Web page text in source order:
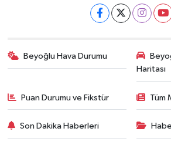
Beyoğlu Hava Durumu
Haritası
Puan Durumu ve Fikstür Tüm
Son Dakika Haberleri